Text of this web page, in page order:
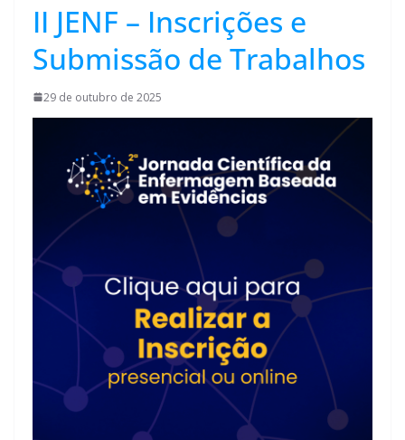
II JENF – Inscrições e
Submissão de Trabalhos
29 de outubro de 2025